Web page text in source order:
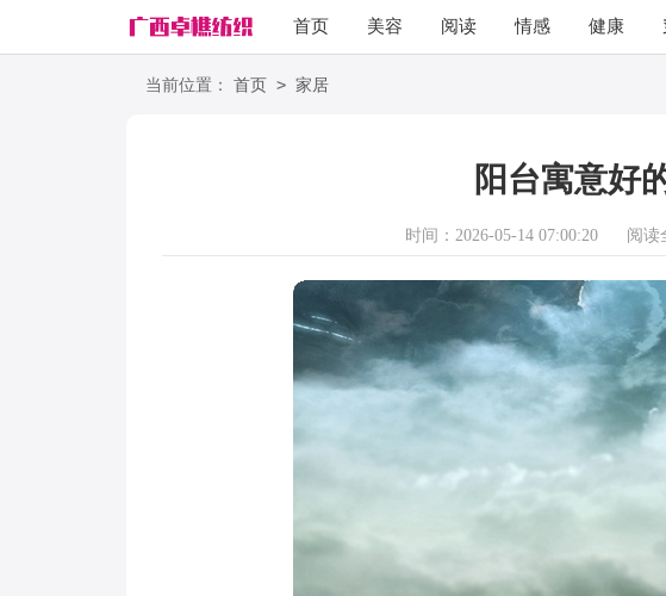
首页 美容 阅读 情感 健康
励志
当前位置： 首页 > 家居
阳台寓意好
时间：2026-05-14 07:00:20 阅读